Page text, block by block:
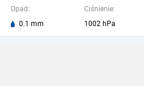
Opad:
0.1 mm
Ciśnienie:
1002 hPa